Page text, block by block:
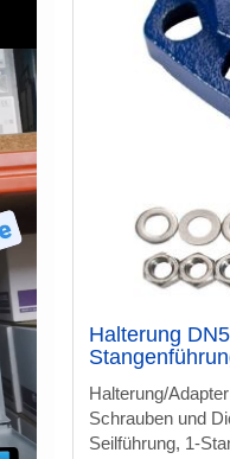
Halterung
Halterung/
Schrauben und
Seilführung, 1-